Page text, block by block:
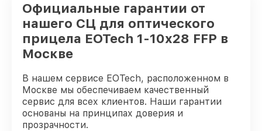
Официальные гарантии от
нашего СЦ для оптического
прицела EOTech 1-10x28 FFP в
Москве
В нашем сервисе EOTech, расположенном в
Москве мы обеспечиваем качественный
сервис для всех клиентов. Наши гарантии
основаны на принципах доверия и
прозрачности.